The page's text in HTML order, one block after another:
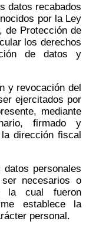
datos recabados
por la Ley
de Protección de
los derechos
de datos y
y revocación del
ejercitados por
mediante
firmado y
dirección fiscal
personales
necesarios o
la cual fueron
establece la
personal.